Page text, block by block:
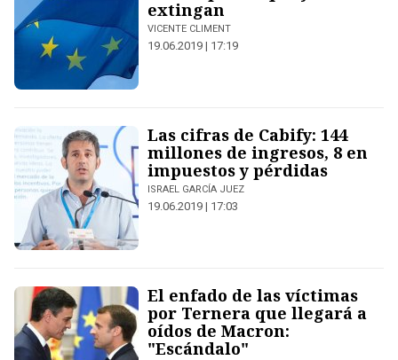
extingan
VICENTE CLIMENT
19.06.2019 | 17:19
Las cifras de Cabify: 144
millones de ingresos, 8 en
impuestos y pérdidas
ISRAEL GARCÍA JUEZ
19.06.2019 | 17:03
El enfado de las víctimas
por Ternera que llegará a
oídos de Macron:
"Escándalo"